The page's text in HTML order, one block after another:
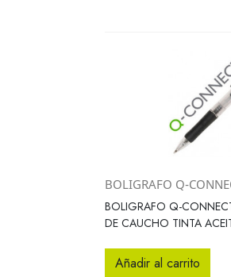

BOLIGRAFO Q-
BOLIGRAFO Q-
DE CAUCHO TINTA
Añadir al carrito